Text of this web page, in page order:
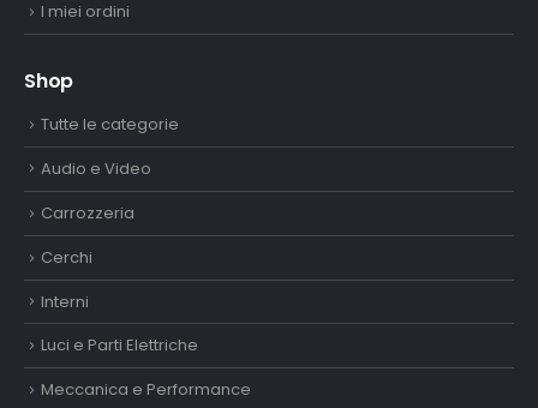
I miei ordini
Shop
Tutte le categorie
Audio e Video
Carrozzeria
Cerchi
Interni
Luci e Parti Elettriche
Meccanica e Performance